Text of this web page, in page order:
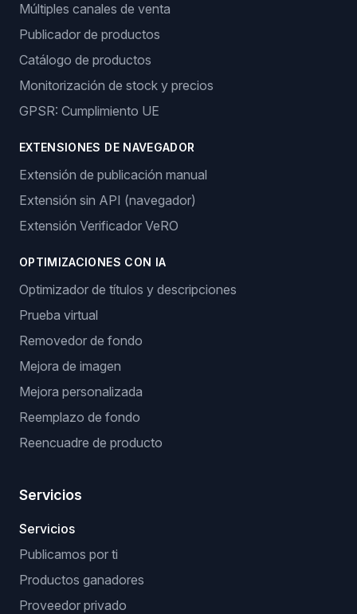
Múltiples canales de venta
Publicador de productos
Catálogo de productos
Monitorización de stock y precios
GPSR: Cumplimiento UE
EXTENSIONES DE NAVEGADOR
Extensión de publicación manual
Extensión sin API (navegador)
Extensión Verificador VeRO
OPTIMIZACIONES CON IA
Optimizador de títulos y descripciones
Prueba virtual
Removedor de fondo
Mejora de imagen
Mejora personalizada
Reemplazo de fondo
Reencuadre de producto
Servicios
Servicios
Publicamos por ti
Productos ganadores
Proveedor privado